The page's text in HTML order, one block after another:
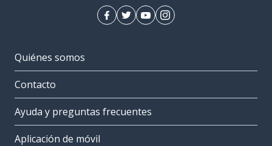
Quiénes somos
Contacto
Ayuda y preguntas frecuentes
Aplicación de móvil